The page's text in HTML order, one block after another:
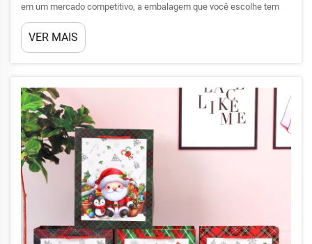
em um mercado competitivo, a embalagem que você escolhe tem
tanta importância quanto o produto no interior. Sacolas para
presentes infantis são uma das ferramentas mais eficazes
VER MAIS